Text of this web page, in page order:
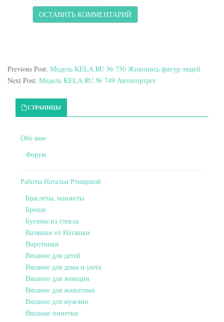
Previous Post: Модель KELA.RU № 750 Живопись фигур людей
Next Post: Модель KELA.RU № 749 Автопортрет
Primary Sidebar
СТРАНИЦЫ
Обо мне
Форум
Работы Натальи Ртищевой
Браслеты, манжеты
Броши
Бусины из стекла
Валяшки от Наташки
Воротники
Вязание для детей
Вязание для дома и уюта
Вязание для женщин
Вязание для животных
Вязание для мужчин
Вязаные пинетки